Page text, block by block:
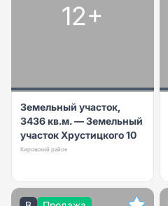
12+
Земельный участок,
3436 кв.м. — Земельный
участок Хрустицкого 10
Кировский район